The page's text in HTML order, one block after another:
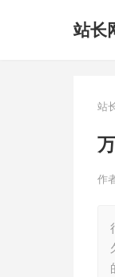
站长
站
作